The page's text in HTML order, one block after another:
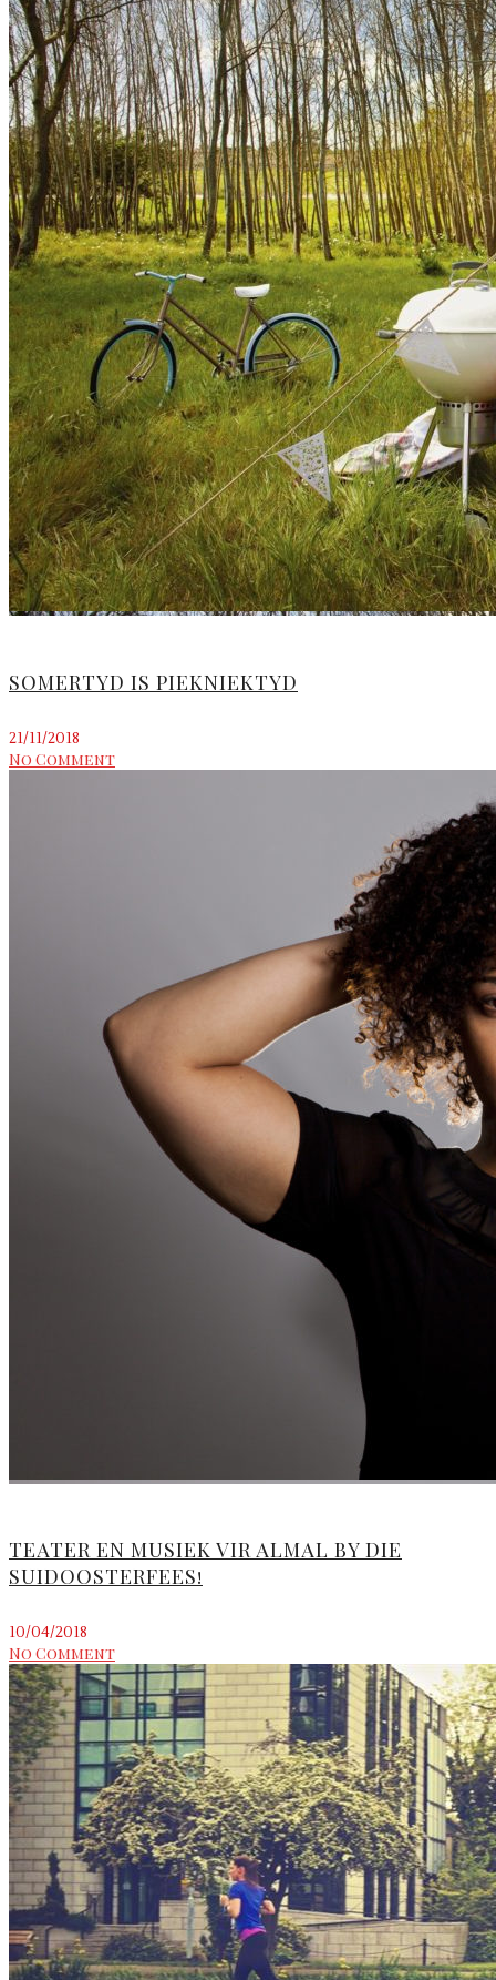
SOMERTYD IS PIEKNIEKTYD
21/11/2018
No Comment
TEATER EN MUSIEK VIR ALMAL BY DIE
SUIDOOSTERFEES!
10/04/2018
No Comment